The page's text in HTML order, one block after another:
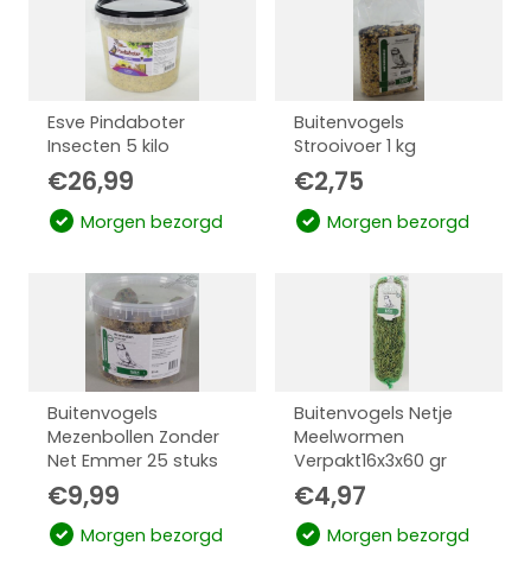
Esve Pindaboter
Insecten 5 kilo
€26,99
Morgen bezorgd
Buitenvogels
Strooivoer 1 kg
€2,75
Morgen bezorgd
Buitenvogels
Mezenbollen Zonder
Net Emmer 25 stuks
€9,99
Morgen bezorgd
Buitenvogels Netje
Meelwormen
Verpakt16x3x60 gr
€4,97
Morgen bezorgd